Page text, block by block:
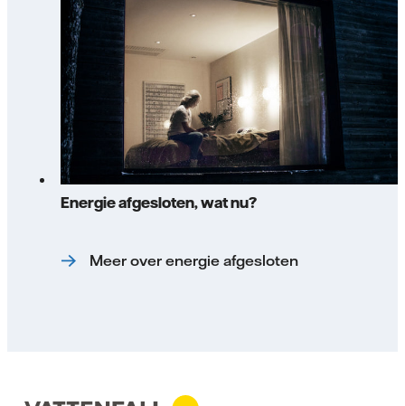
Energie afgesloten, wat nu?
Meer over energie afgesloten